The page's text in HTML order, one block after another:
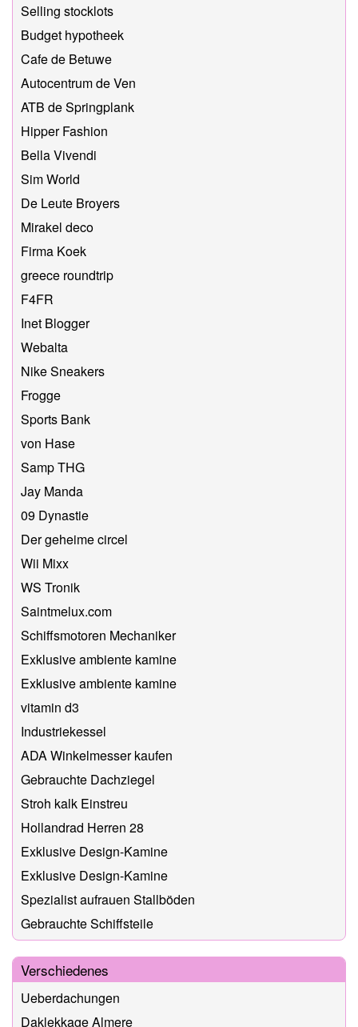
Selling stocklots
Budget hypotheek
Cafe de Betuwe
Autocentrum de Ven
ATB de Springplank
Hipper Fashion
Bella Vivendi
Sim World
De Leute Broyers
Mirakel deco
Firma Koek
greece roundtrip
F4FR
Inet Blogger
Webalta
Nike Sneakers
Frogge
Sports Bank
von Hase
Samp THG
Jay Manda
09 Dynastie
Der geheime circel
Wii Mixx
WS Tronik
Saintmelux.com
Schiffsmotoren Mechaniker
Exklusive ambiente kamine
Exklusive ambiente kamine
vitamin d3
Industriekessel
ADA Winkelmesser kaufen
Gebrauchte Dachziegel
Stroh kalk Einstreu
Hollandrad Herren 28
Exklusive Design-Kamine
Exklusive Design-Kamine
Spezialist aufrauen Stallböden
Gebrauchte Schiffsteile
Verschiedenes
Ueberdachungen
Daklekkage Almere